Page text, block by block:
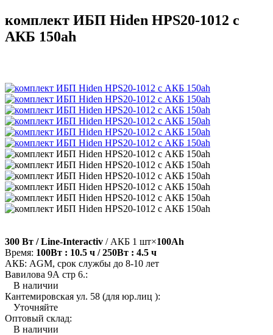
комплект ИБП Hiden HPS20-1012 с
АКБ 150ah
300 Вт / Line-Interactiv / АКБ 1 шт×100Ah
Время: 100Вт : 10.5 ч / 250Вт : 4.5 ч
АКБ: AGM, срок службы до 8-10 лет
Вавилова 9А стр 6.:
В наличии
Кантемировская ул. 58 (для юр.лиц ):
Уточняйте
Оптовый склад:
В наличии